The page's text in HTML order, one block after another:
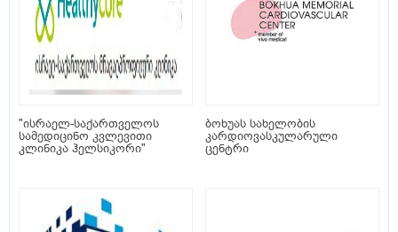
"ისრაელ-საქართველოს
სამედიცინო კვლევითი
კლინიკა ჰელსიკორი"
ბოხუას სახელობის
კარდიოვასკულარული
ცენტრი